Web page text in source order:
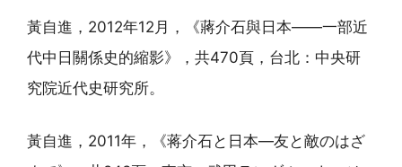
黃自進，2012年12月，《蔣介石與日本——一部近
代中日關係史的縮影》，共470頁，台北：中央研
究院近代史研究所。
黃自進，2011年，《蒋介石と日本―友と敵のはざ